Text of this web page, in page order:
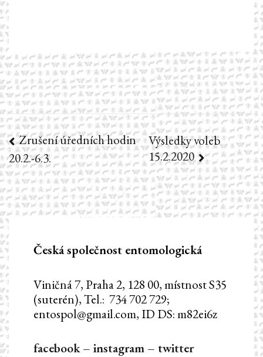
Navigace
pro
příspěvek
Zrušení úředních hodin
20.2.-6.3.
Výsledky voleb
15.2.2020
Česká společnost entomologická
Viničná 7, Praha 2, 128 00, místnost S35
(suterén), Tel.: 734 702 729;
entospol@gmail.com, ID DS: m82ei6z
facebook– instagram – twitter